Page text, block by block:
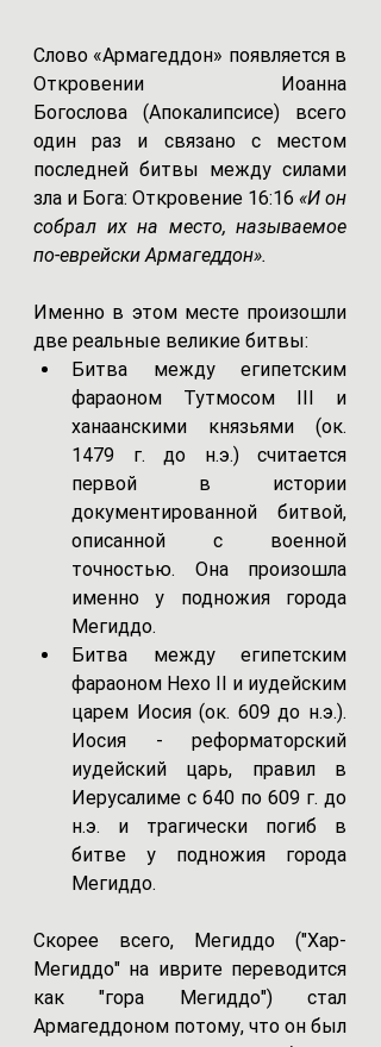
Слово «Армагеддон» появляется в
Откровении Иоанна
Богослова (Апокалипсисе) всего
один раз и связано с местом
последней битвы между силами
зла и Бога: Откровение 16:16 «И он
собрал их на место, называемое
по-еврейски Армагеддон».
Именно в этом месте произошли
две реальные великие битвы:
Битва между египетским
фараоном Тутмосом III и
ханаанскими князьями (ок.
1479 г. до н.э.) считается
первой в истории
документированной битвой,
описанной с военной
точностью. Она произошла
именно у подножия города
Мегиддо.
Битва между египетским
фараоном Нехо II и иудейским
царем Иосия (ок. 609 до н.э.).
Иосия - реформаторский
иудейский царь, правил в
Иерусалиме с 640 по 609 г. до
н.э. и трагически погиб в
битве у подножия города
Мегиддо.
Скорее всего, Мегиддо ("Хар-
Мегиддо" на иврите переводится
как "гора Мегиддо") стал
Армагеддоном потому, что он был